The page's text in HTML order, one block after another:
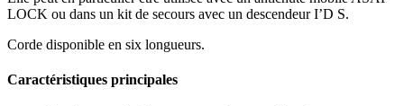
LOCK ou dans un kit de secours avec un descendeur I’D S.
Corde disponible en six longueurs.
Caractéristiques principales